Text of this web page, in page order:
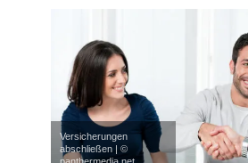
Versicherungen
abschließen | ©